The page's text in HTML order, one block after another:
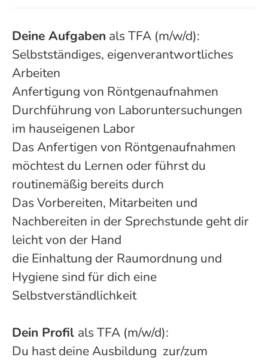
Deine Aufgaben als TFA (m/w/d):
Selbstständiges, eigenverantwortliches
Arbeiten
Anfertigung von Röntgenaufnahmen
Durchführung von Laboruntersuchungen
im hauseigenen Labor
Das Anfertigen von Röntgenaufnahmen
möchtest du Lernen oder führst du
routinemäßig bereits durch
Das Vorbereiten, Mitarbeiten und
Nachbereiten in der Sprechstunde geht dir
leicht von der Hand
die Einhaltung der Raumordnung und
Hygiene sind für dich eine
Selbstverständlichkeit
Dein Profil als TFA (m/w/d):
Du hast deine Ausbildung zur/zum